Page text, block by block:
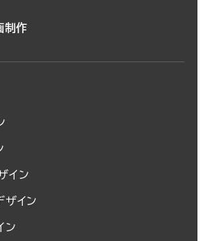
制作
イン
ザイン
ン